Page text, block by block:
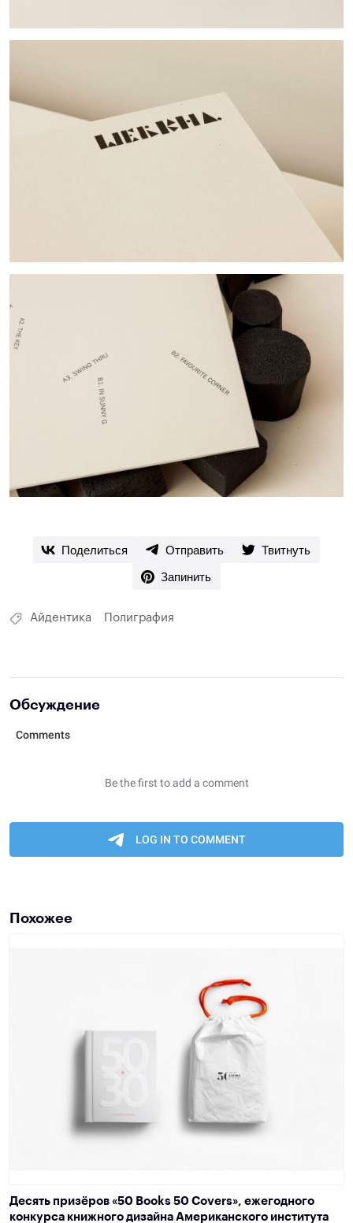
Поделиться Отправить
Твитнуть
Запинить
Айдентика Полиграфия
Обсуждение
Похожее
Десять призёров «50 Books 50 Covers», ежегодного
конкурса книжного дизайна Американского института